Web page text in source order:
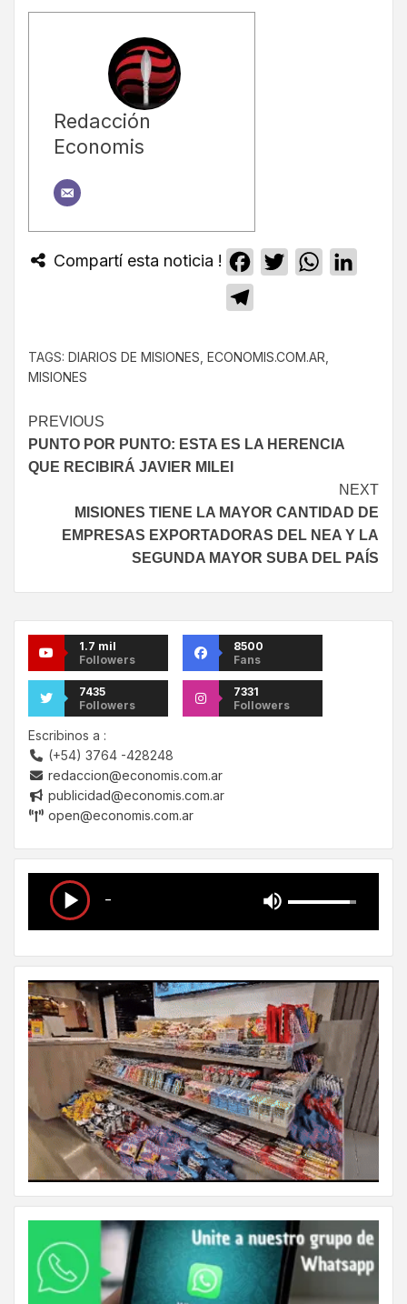
Redacción
Economis
Compartí esta noticia ! Facebook
TwitterWhatsApp
TAGS: DIARIOS DE MISIONES ECONOMIS.COM.AR
MISIONES
PREVIOUS
PUNTO POR PUNTO: ESTA ES LA HERENCIA
QUE RECIBIRÁ JAVIER MILEI
NEXT
MISIONES TIENE LA MAYOR CANTIDAD DE
EMPRESAS EXPORTADORAS DEL NEA Y LA
SEGUNDA MAYOR SUBA DEL PAÍS
1.7 mil
Followers
8500
Fans
7435
Followers
7331
Followers
Escribinos a :
(+54) 3764 -428248
redaccion@economis.com.ar
publicidad@economis.com.ar
open@economis.com.ar